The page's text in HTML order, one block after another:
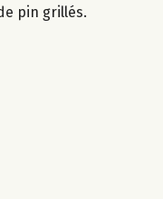
pin grillés.